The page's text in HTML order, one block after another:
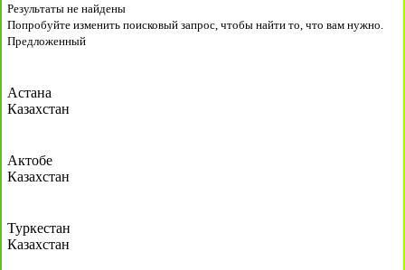
Результаты не найдены
Попробуйте изменить поисковый запрос, чтобы найти то, что вам нужно.
Предложенный
Астана
Казахстан
Актобе
Казахстан
Туркестан
Казахстан